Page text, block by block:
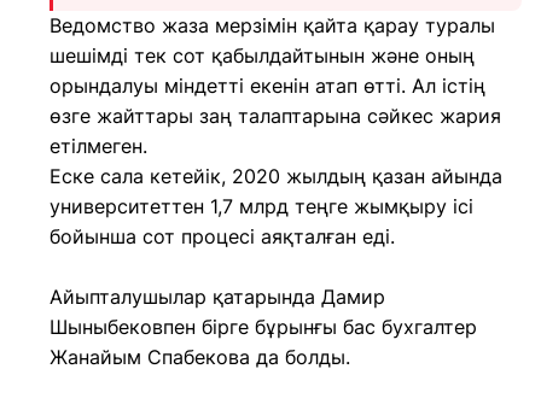
Ведомство жаза мерзімін қайта қарау туралы
шешімді тек сот қабылдайтынын және оның
орындалуы міндетті екенін атап өтті. Ал істің
өзге жайттары заң талаптарына сәйкес жария
етілмеген.
Еске сала кетейік, 2020 жылдың қазан айында
университеттен 1,7 млрд теңге жымқыру ісі
бойынша сот процесі аяқталған еді.
Айыпталушылар қатарында Дамир
Шыныбековпен бірге бұрынғы бас бухгалтер
Жанайым Спабекова да болды.